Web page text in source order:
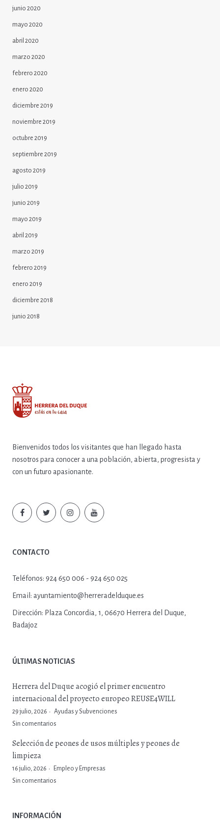
junio 2020
mayo 2020
abril 2020
marzo 2020
febrero 2020
enero 2020
diciembre 2019
noviembre 2019
octubre 2019
septiembre 2019
agosto 2019
julio 2019
junio 2019
mayo 2019
abril 2019
marzo 2019
febrero 2019
enero 2019
diciembre 2018
junio 2018
Bienvenidos todos los visitantes que han llegado hasta
nosotros para conocer a una población, abierta, progresista y
con un futuro apasionante.
CONTACTO
Teléfonos: 924 650 006 - 924 650 025
Email: ayuntamiento@herreradelduque.es
Dirección: Plaza Concordia, 1, 06670 Herrera del Duque,
Badajoz
ÚLTIMAS NOTICIAS
Herrera del Duque acogió el primer encuentro
internacional del proyecto europeo REUSE4WILL
29 julio, 2026
Ayudas y Subvenciones
Sin comentarios
Selección de peones de usos múltiples y peones de
limpieza
16 julio, 2026
Empleo y Empresas
Sin comentarios
INFORMACIÓN